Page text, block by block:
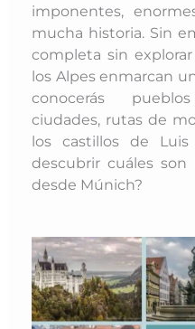
imponentes,
mucha historia. Sin
completa sin
los Alpes enmarcan
conocerás
ciudades, rutas de
los castillos de
descubrir cuáles son
desde Múnich?